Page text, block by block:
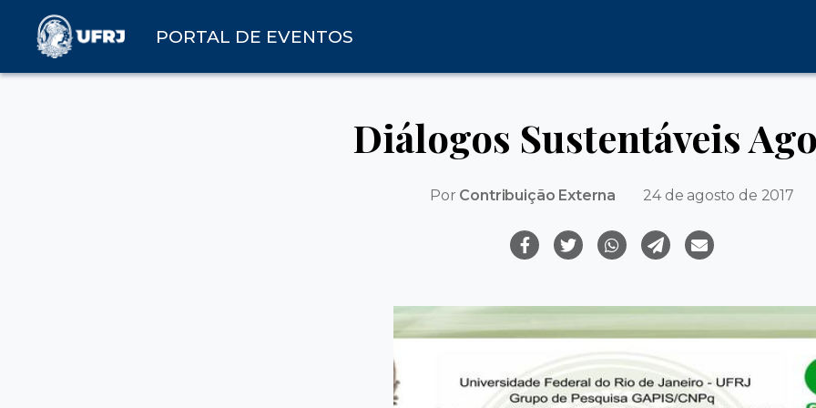
PORTAL DE EVENTOS
Diálogos Sustentáveis
Por Contribuição Externa 24 de agosto de 2017